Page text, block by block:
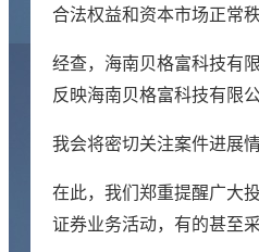
合法权益和资本市场正常
经查，海南贝格富科技有
反映海南贝格富科技有限
我会将密切关注案件进展
在此，我们郑重提醒广大
证券业务活动，有的甚至